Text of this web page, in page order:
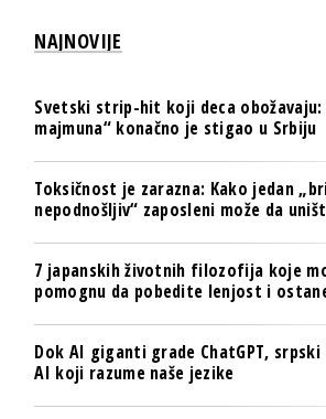
NAJNOVIJE
Svetski strip-hit koji deca
majmuna“ konačno je stigao u Srbiju
Toksičnost je zarazna: Kako jedan
nepodnošljiv“ zaposleni može da
7 japanskih životnih filozofija koje
pomognu da pobedite lenjost i
Dok AI giganti grade ChatGPT,
AI koji razume naše jezike